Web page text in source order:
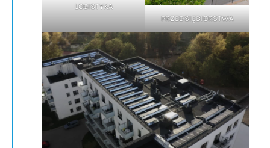
LOGISTYKA
PRZEDSIĘBIORSTWA